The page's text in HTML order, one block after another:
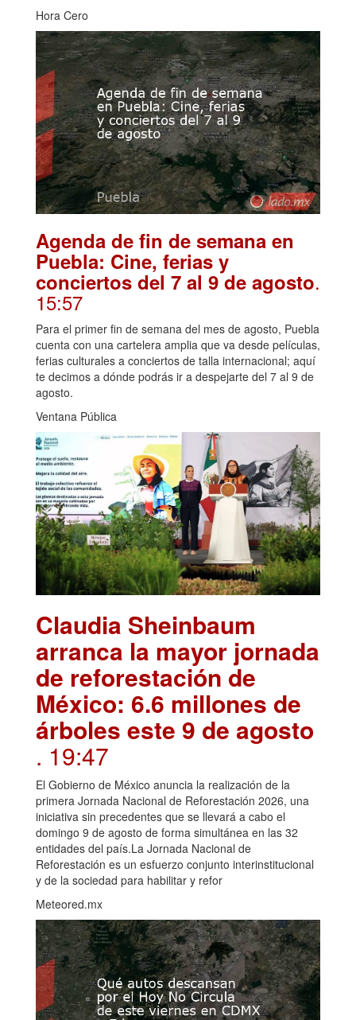
Hora Cero
Agenda de fin de semana en
Puebla: Cine, ferias y
conciertos del 7 al 9 de agosto.
15:57
Para el primer fin de semana del mes de agosto, Puebla
cuenta con una cartelera amplia que va desde películas,
ferias culturales a conciertos de talla internacional; aquí
te decimos a dónde podrás ir a despejarte del 7 al 9 de
agosto.
Ventana Pública
Claudia Sheinbaum
arranca la mayor jornada
de reforestación de
México: 6.6 millones de
árboles este 9 de agosto
. 19:47
El Gobierno de México anuncia la realización de la
primera Jornada Nacional de Reforestación 2026, una
iniciativa sin precedentes que se llevará a cabo el
domingo 9 de agosto de forma simultánea en las 32
entidades del país.La Jornada Nacional de
Reforestación es un esfuerzo conjunto interinstitucional
y de la sociedad para habilitar y refor
Meteored.mx